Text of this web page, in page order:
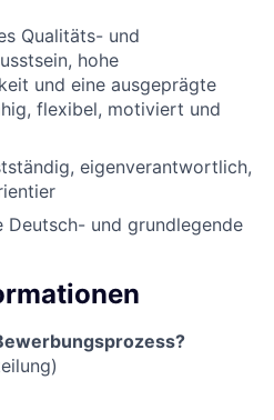
Qualitäts- und
hohe
und eine ausgeprägte
flexibel, motiviert und
eigenverantwortlich,
Deutsch- und grundlegende